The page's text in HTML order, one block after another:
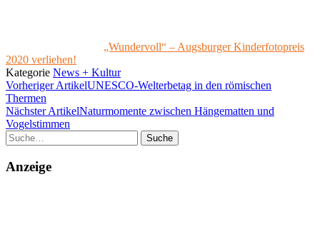
„Wundervoll“ – Augsburger Kinderfotopreis
2020 verliehen!
Kategorie News + Kultur
Vorheriger ArtikelUNESCO-Welterbetag in den römischen
Thermen
Nächster ArtikelNaturmomente zwischen Hängematten und
Vogelstimmen
Suche
Anzeige